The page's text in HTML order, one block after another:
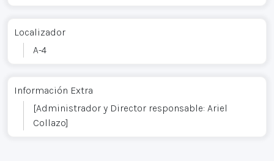
Localizador
A-4
Información Extra
[Administrador y Director responsable: Ariel
Collazo]